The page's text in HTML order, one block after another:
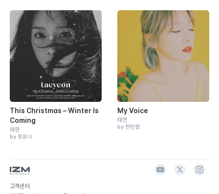
This Christmas – Winter Is
Coming
태연
by 정유나
My Voice
태연
by 현민형
고객센터